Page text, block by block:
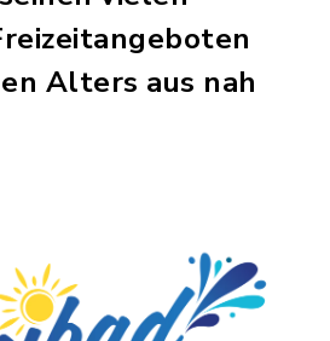
Alters aus nah